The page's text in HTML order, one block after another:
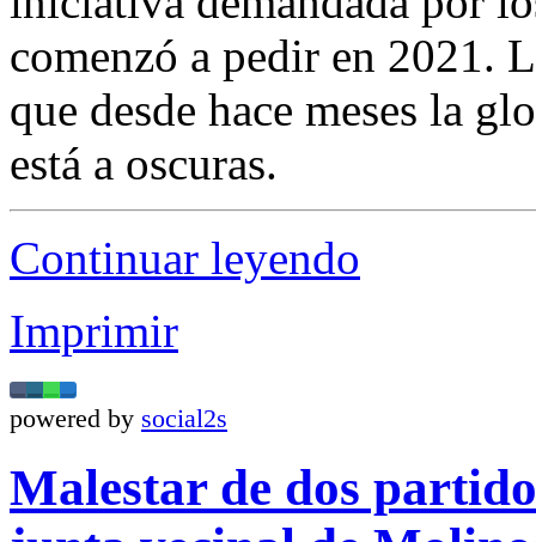
comenzó a pedir en 2021.
que desde hace meses la
está a oscuras.
Continuar leyendo
Imprimir
powered by social2s
Malestar de dos